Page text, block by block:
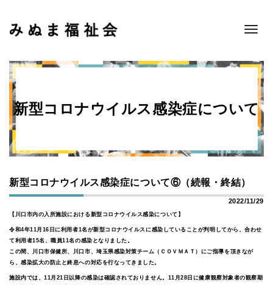
Toggle
新型コロナウイルス感染症について
新型コロナウイルス感染症について⑥（続報・終結）
2022/11/29
【川口市内の入所施設における新型コロナウイルス感染について】
令和4年11月16日に利用者1名が新型コロナウイルスに感染していることが判明してから、合わせ
て利用者15名、職員11名の感染となりました。
この間、川口市保健所、川口市、埼玉県感染対策チーム（ＣＯＶＭＡＴ）にご指導を頂きなが
ら、感染拡大の防止と終息への対応を行なってきました。
施設内では、11月21日以降の感染は確認されておりません。11月28日に健康観察対象者の観察期